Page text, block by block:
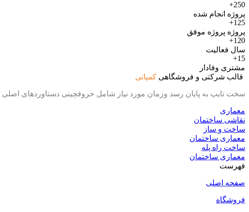
250+
پروژه انجام شده
125+
پروژه پروژه موفق
120+
سال فعالیت
15+
مشتری وفادار
قالب شرکتی و فروشگاهی کمپانی
سخت تایپ به پایان رسد وزمان مورد نیاز شامل حروفچینی دستاوردهای اصلی
معماری
نقاشی ساختمان
ساخت و ساز
معماری ساختمان
ساخت راه پله
معماری ساختمان
فهرست
صفحه اصلی
فروشگاه